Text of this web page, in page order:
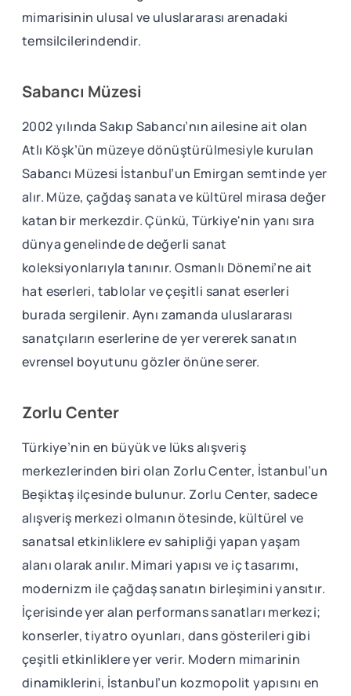
mimarisinin ulusal ve uluslararası arenadaki
temsilcilerindendir.
Sabancı Müzesi
2002 yılında Sakıp Sabancı’nın ailesine ait olan
Atlı Köşk’ün müzeye dönüştürülmesiyle kurulan
Sabancı Müzesi İstanbul’un Emirgan semtinde yer
alır. Müze, çağdaş sanata ve kültürel mirasa değer
katan bir merkezdir. Çünkü, Türkiye'nin yanı sıra
dünya genelinde de değerli sanat
koleksiyonlarıyla tanınır. Osmanlı Dönemi’ne ait
hat eserleri, tablolar ve çeşitli sanat eserleri
burada sergilenir. Aynı zamanda uluslararası
sanatçıların eserlerine de yer vererek sanatın
evrensel boyutunu gözler önüne serer.
Zorlu Center
Türkiye’nin en büyük ve lüks alışveriş
merkezlerinden biri olan Zorlu Center, İstanbul’un
Beşiktaş ilçesinde bulunur. Zorlu Center, sadece
alışveriş merkezi olmanın ötesinde, kültürel ve
sanatsal etkinliklere ev sahipliği yapan yaşam
alanı olarak anılır. Mimari yapısı ve iç tasarımı,
modernizm ile çağdaş sanatın birleşimini yansıtır.
İçerisinde yer alan performans sanatları merkezi;
konserler, tiyatro oyunları, dans gösterileri gibi
çeşitli etkinliklere yer verir. Modern mimarinin
dinamiklerini, İstanbul’un kozmopolit yapısını en